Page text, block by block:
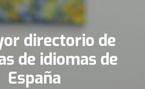
directorio de
de idiomas de
España